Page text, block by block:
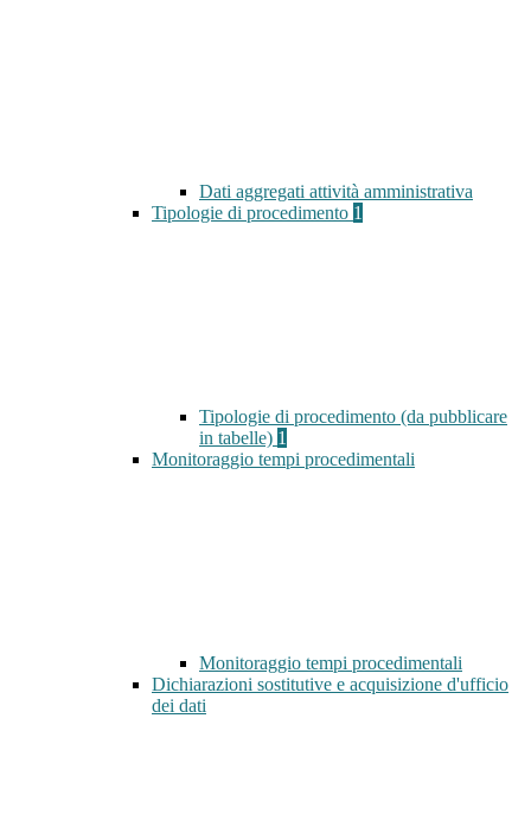
Dati aggregati attività amministrativa
Tipologie di procedimento 1
Tipologie di procedimento (da pubblicare
in tabelle) 1
Monitoraggio tempi procedimentali
Monitoraggio tempi procedimentali
Dichiarazioni sostitutive e acquisizione d'ufficio
dei dati